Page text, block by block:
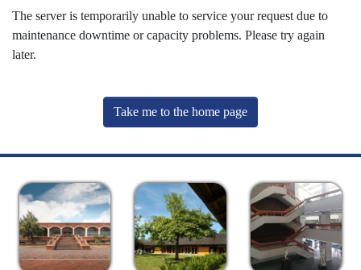
The server is temporarily unable to service your request due to
maintenance downtime or capacity problems. Please try again
later.
Take me to the home page